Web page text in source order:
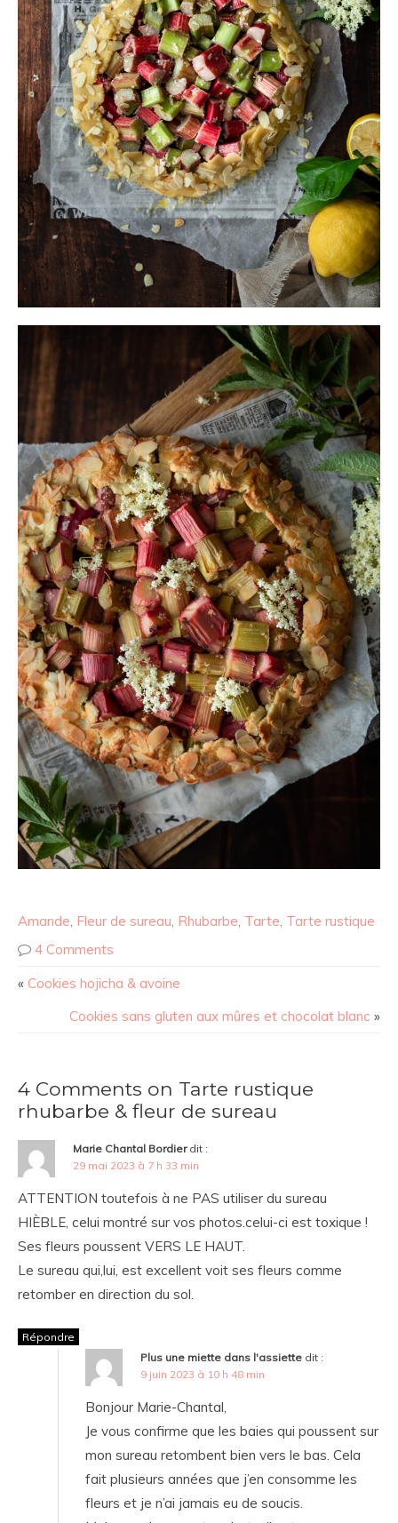
Amande, Fleur de sureau, Rhubarbe, Tarte, Tarte rustique
4 Comments
« Cookies hojicha & avoine
Cookies sans gluten aux mûres et chocolat blanc »
4 Comments on Tarte rustique
rhubarbe & fleur de sureau
Marie Chantal Bordier dit :
29 mai 2023 à 7 h 33 min
ATTENTION toutefois à ne PAS utiliser du sureau
HIÈBLE, celui montré sur vos photos.celui-ci est toxique !
Ses fleurs poussent VERS LE HAUT.
Le sureau qui,lui, est excellent voit ses fleurs comme
retomber en direction du sol.
Répondre
Plus une miette dans l'assiette dit :
9 juin 2023 à 10 h 48 min
Bonjour Marie-Chantal,
Je vous confirme que les baies qui poussent sur
mon sureau retombent bien vers le bas. Cela
fait plusieurs années que j’en consomme les
fleurs et je n’ai jamais eu de soucis.